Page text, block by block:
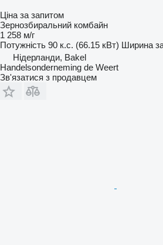
Ціна за запитом
Зернозбиральний комбайн
1 258 м/г
Потужність 90 к.с. (66.15 кВт) Ширина
Нідерланди, Bakel
Handelsonderneming de Weert
Зв'язатися з продавцем